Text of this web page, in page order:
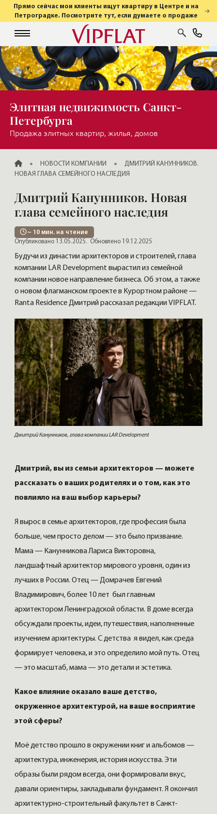
Прямо сейчас мои клиенты ищут квартиру в Центре и на
Петроградке. Посмотрите тут, если думаете о продаже
Элитная недвижимость Санкт-
Петербурга
Продажа элитных квартир, жилья, домов
ГЛАВНАЯНОВОСТИ КОМПАНИИ
ДМИТРИЙ КАНУННИКОВ.
НОВАЯ ГЛАВА СЕМЕЙНОГО НАСЛЕДИЯ
Дмитрий Канунников. Новая
глава семейного наследия
~ 10 мин. на чтение
Опубликовано 13.05.2025. Обновлено 19.12.2025
Будучи из династии архитекторов и строителей, глава
компании LAR Development вырастил из семейной
компании новое направление бизнеса. Об этом, а также
о новом флагманском проекте в Курортном районе —
Ranta Residence Дмитрий рассказал редакции VIPFLAT.
Дмитрий Канунников, глава компании LAR Development
Дмитрий, вы из семьи архитекторов — можете
рассказать о ваших родителях и о том, как это
повлияло на ваш выбор карьеры?
Я вырос в семье архитекторов, где профессия была
больше, чем просто делом — это было призвание.
Мама — Канунникова Лариса Викторовна,
ландшафтный архитектор мирового уровня, один из
лучших в России. Отец — Домрачев Евгений
Владимирович, более 10 лет был главным
архитектором Ленинградской области. В доме всегда
обсуждали проекты, идеи, путешествия, наполненные
изучением архитектуры. С детства я видел, как среда
формирует человека, и это определило мой путь. Отец
— это масштаб, мама — это детали и эстетика.
Какое влияние оказало ваше детство,
окруженное архитектурой, на ваше восприятие
этой сферы?
Моё детство прошло в окружении книг и альбомов —
архитектура, инженерия, история искусства. Эти
образы были рядом всегда, они формировали вкус,
давали ориентиры, закладывали фундамент. Я окончил
архитектурно-строительный факультет в Санкт-